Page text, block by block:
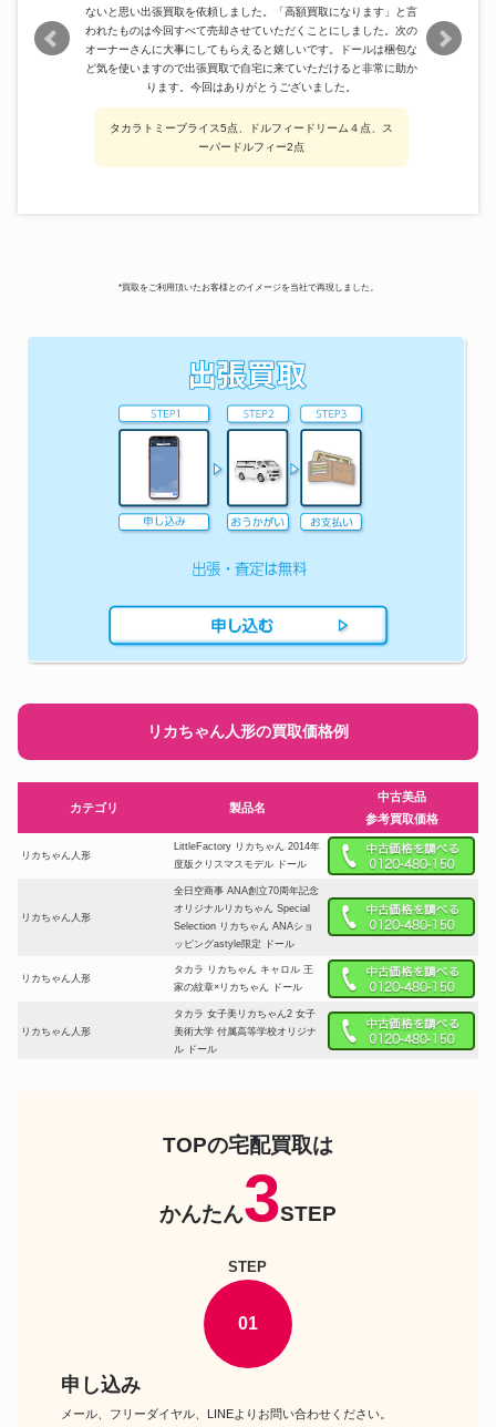
ないと思い出張買取を依頼しました。「高額買取になります」と言
われたものは今回すべて売却させていただくことにしました。次の
オーナーさんに大事にしてもらえると嬉しいです。ドールは梱包な
ど気を使いますので出張買取で自宅に来ていただけると非常に助か
ります。今回はありがとうございました。
タカラトミーブライス5点、ドルフィードリーム４点、ス
ーパードルフィー2点
*買取をご利用頂いたお客様とのイメージを当社で再現しました。
リカちゃん人形の買取価格例
カテゴリ 製品名
中古美品
参考買取価格
リカちゃん人形
LittleFactory リカちゃん 2014年
度版クリスマスモデル ドール
リカちゃん人形
全日空商事 ANA創立70周年記念
オリジナルリカちゃん Special
Selection リカちゃん ANAショ
ッピングastyle限定 ドール
リカちゃん人形
タカラ リカちゃん キャロル 王
家の紋章×リカちゃん ドール
リカちゃん人形
タカラ 女子美リカちゃん2 女子
美術大学 付属高等学校オリジナ
ル ドール
ドール
リー コーディネート100 リカち
ゃん ドール
アニバーサリースタイル- リカち
ゃん×サンリオキャラクターズ
スタイリッシュドールコレクシ
ョン ドール
タカラトミー Little Twin Stars
Anniversary Style リカちゃん
タカラトミー My Melody Sweet
TOPの宅配買取は
かんたん3STEP
STEP
01
申し込み
メール、フリーダイヤル、LINEよりお問い合わせください。